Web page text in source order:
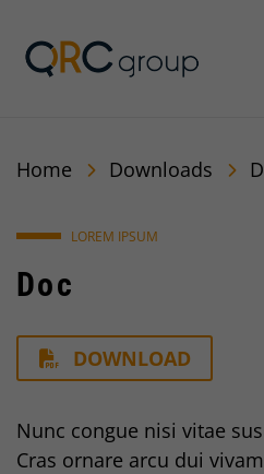
Home Downloads
LOREM IPSUM
Doc
DOWNLOAD
Nunc congue nisi vitae
Cras ornare arcu dui